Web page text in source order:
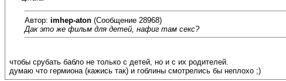
Автор: imhep-aton (Сообщение 28968)
Дак это же фильм для детей, нафиг там секс?
чтобы срубать бабло не только с детей, но и с их родителей.
думаю что гермиона (кажись так) и гоблины смотрелись бы неплохо ;)